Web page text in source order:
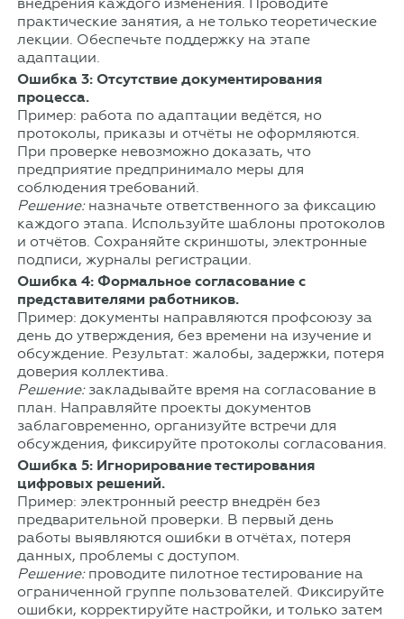
внедрения каждого изменения. Проводите
практические занятия, а не только теоретические
лекции. Обеспечьте поддержку на этапе
адаптации.
Ошибка 3: Отсутствие документирования
процесса.
Пример: работа по адаптации ведётся, но
протоколы, приказы и отчёты не оформляются.
При проверке невозможно доказать, что
предприятие предпринимало меры для
соблюдения требований.
Решение:назначьте ответственного за фиксацию
каждого этапа. Используйте шаблоны протоколов
и отчётов. Сохраняйте скриншоты, электронные
подписи, журналы регистрации.
Ошибка 4: Формальное согласование с
представителями работников.
Пример: документы направляются профсоюзу за
день до утверждения, без времени на изучение и
обсуждение. Результат: жалобы, задержки, потеря
доверия коллектива.
Решение:закладывайте время на согласование в
план. Направляйте проекты документов
заблаговременно, организуйте встречи для
обсуждения, фиксируйте протоколы согласования.
Ошибка 5: Игнорирование тестирования
цифровых решений.
Пример: электронный реестр внедрён без
предварительной проверки. В первый день
работы выявляются ошибки в отчётах, потеря
данных, проблемы с доступом.
Решение:проводите пилотное тестирование на
ограниченной группе пользователей. Фиксируйте
ошибки, корректируйте настройки, и только затем